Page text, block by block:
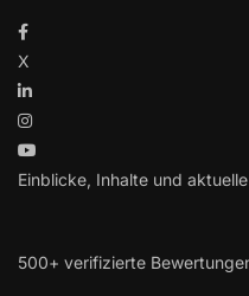
X
Einblicke, Inhalte und
500+ verifizierte